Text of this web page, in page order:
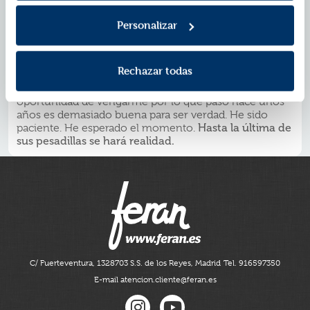
Personalizar
Rechazar todas
MICHAEL
Su nombre es Erika Fane, pero todos la llaman Rika.
a otro lado cuando entro en una habitación y se queda
sus ganas de más, no tengo su cuerpo
pero sé que he atrapado su mente. Y, ahora, la
oportunidad de vengarme por lo que pasó hace unos
años es demasiado buena para ser verdad. He sido
paciente. He esperado el momento. Hasta la última de
sus pesadillas se hará realidad.
C/ Fuerteventura, 1328703 S.S. de los Reyes, Madrid Tel. 916597350
E-mail atencion.cliente@feran.es